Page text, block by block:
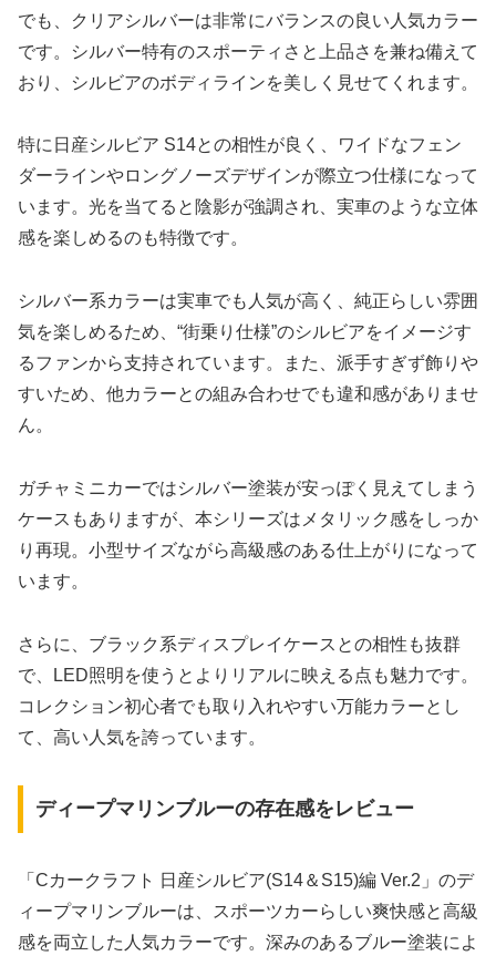
でも、クリアシルバーは非常にバランスの良い人気カラー
です。シルバー特有のスポーティさと上品さを兼ね備えて
おり、シルビアのボディラインを美しく見せてくれます。
特に日産シルビア S14との相性が良く、ワイドなフェン
ダーラインやロングノーズデザインが際立つ仕様になって
います。光を当てると陰影が強調され、実車のような立体
感を楽しめるのも特徴です。
シルバー系カラーは実車でも人気が高く、純正らしい雰囲
気を楽しめるため、“街乗り仕様”のシルビアをイメージす
るファンから支持されています。また、派手すぎず飾りや
すいため、他カラーとの組み合わせでも違和感がありませ
ん。
ガチャミニカーではシルバー塗装が安っぽく見えてしまう
ケースもありますが、本シリーズはメタリック感をしっか
り再現。小型サイズながら高級感のある仕上がりになって
います。
さらに、ブラック系ディスプレイケースとの相性も抜群
で、LED照明を使うとよりリアルに映える点も魅力です。
コレクション初心者でも取り入れやすい万能カラーとし
て、高い人気を誇っています。
ディープマリンブルーの存在感をレビュー
「Cカークラフト 日産シルビア(S14＆S15)編 Ver.2」のデ
ィープマリンブルーは、スポーツカーらしい爽快感と高級
感を両立した人気カラーです。深みのあるブルー塗装によ